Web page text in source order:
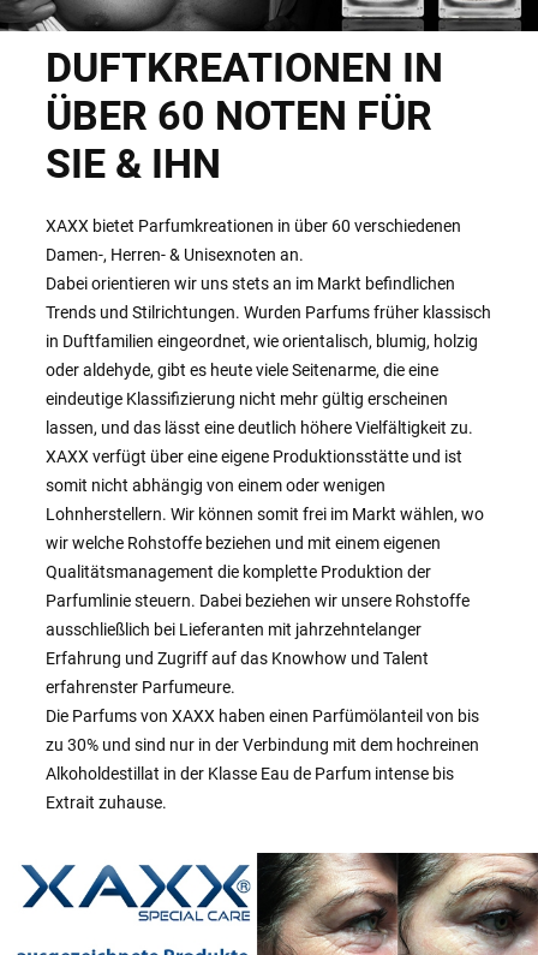
DUFTKREATIONEN IN
ÜBER 60 NOTEN FÜR
SIE & IHN
XAXX bietet Parfumkreationen in über 60 verschiedenen
Damen-, Herren- & Unisexnoten an.
Dabei orientieren wir uns stets an im Markt befindlichen
Trends und Stilrichtungen. Wurden Parfums früher klassisch
in Duftfamilien eingeordnet, wie orientalisch, blumig, holzig
oder aldehyde, gibt es heute viele Seitenarme, die eine
eindeutige Klassifizierung nicht mehr gültig erscheinen
lassen, und das lässt eine deutlich höhere Vielfältigkeit zu.
XAXX verfügt über eine eigene Produktionsstätte und ist
somit nicht abhängig von einem oder wenigen
Lohnherstellern. Wir können somit frei im Markt wählen, wo
wir welche Rohstoffe beziehen und mit einem eigenen
Qualitätsmanagement die komplette Produktion der
Parfumlinie steuern. Dabei beziehen wir unsere Rohstoffe
ausschließlich bei Lieferanten mit jahrzehntelanger
Erfahrung und Zugriff auf das Knowhow und Talent
erfahrenster Parfumeure.
Die Parfums von XAXX haben einen Parfümölanteil von bis
zu 30% und sind nur in der Verbindung mit dem hochreinen
Alkoholdestillat in der Klasse Eau de Parfum intense bis
Extrait zuhause.